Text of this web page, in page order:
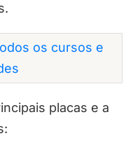
os cursos e
placas e a